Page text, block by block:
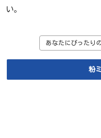
い。
あなたにぴったり
粉